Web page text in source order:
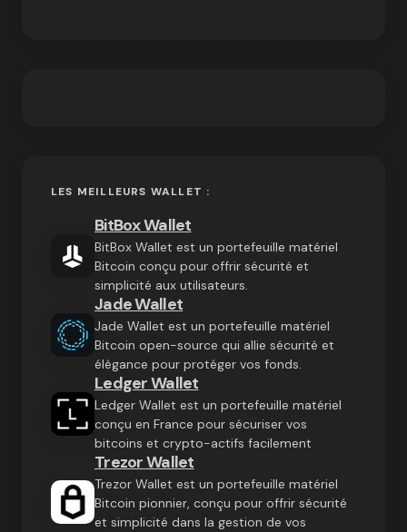
LES MEILLEURS WALLET :
BitBox Wallet
BitBox Wallet est un portefeuille matériel
Bitcoin conçu pour offrir sécurité et
simplicité aux utilisateurs.
Jade Wallet
Jade Wallet est un portefeuille matériel
Bitcoin open-source qui allie sécurité et
élégance pour protéger vos fonds.
Ledger Wallet
Ledger Wallet est un portefeuille matériel
conçu en France pour sécuriser vos
bitcoins et crypto-actifs facilement
Trezor Wallet
Trezor Wallet est un portefeuille matériel
Bitcoin pionnier, conçu pour offrir sécurité
et simplicité dans la gestion de vos